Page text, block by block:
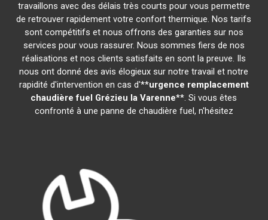
travaillons avec des délais très courts pour vous permettre
de retrouver rapidement votre confort thermique. Nos tarifs
sont compétitifs et nous offrons des garanties sur nos
services pour vous rassurer. Nous sommes fiers de nos
réalisations et nos clients satisfaits en sont la preuve. Ils
nous ont donné des avis élogieux sur notre travail et notre
rapidité d'intervention en cas d'**urgence remplacement
chaudière fuel Grézieu la Varenne**. Si vous êtes
confronté à une panne de chaudière fuel, n'hésitez